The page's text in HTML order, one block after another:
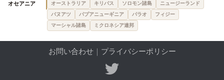
オセアニア オーストラリア キリバス ソロモン諸島
ニュージーランド
バヌアツ
パプアニューギニア パラオ
フィジー
マーシャル諸島
ミクロネシア連邦
お問い合わせ｜ プライバシーポリシー